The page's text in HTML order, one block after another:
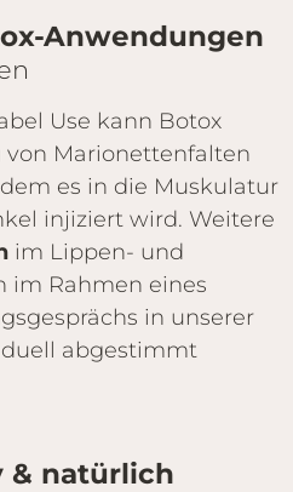
Anwendungen
Use kann Botox
von Marionettenfalten
es in die Muskulatur
injiziert wird. Weitere
im Lippen- und
im Rahmen eines
in unserer
abgestimmt
& natürlich